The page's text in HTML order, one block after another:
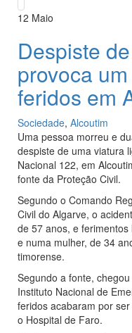
12 Maio
Despiste
provoca
feridos em
Sociedade, Alcoutim
Uma pessoa morreu e
despiste de uma viatura
Nacional 122, em
fonte da Proteção Civil.
Segundo o Comando
Civil do Algarve, o
de 57 anos, e
e numa mulher, de 34
timorense.
Segundo a fonte,
Instituto Nacional de
feridos acabaram por
o Hospital de Faro.